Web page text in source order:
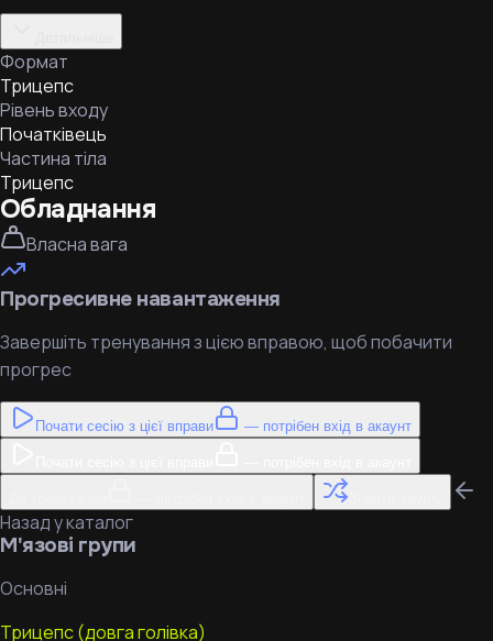
Формат
Трицепс
Рівень входу
Початківець
Частина тіла
Трицепс
Обладнання
Власна вага
Прогресивне навантаження
Завершіть тренування з цією вправою, щоб побачити
прогрес
Почати сесію з цієї вправи — потрібен вхід в акаунт
Назад у каталог
М'язові групи
Основні
Трицепс (довга голівка)